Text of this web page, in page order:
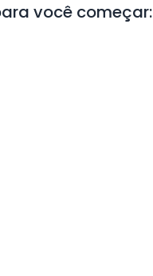
você começar: